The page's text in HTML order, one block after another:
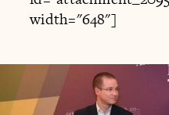
width="648"]